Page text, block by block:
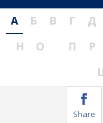
А Б В Г Д
Н
О П Р
Share